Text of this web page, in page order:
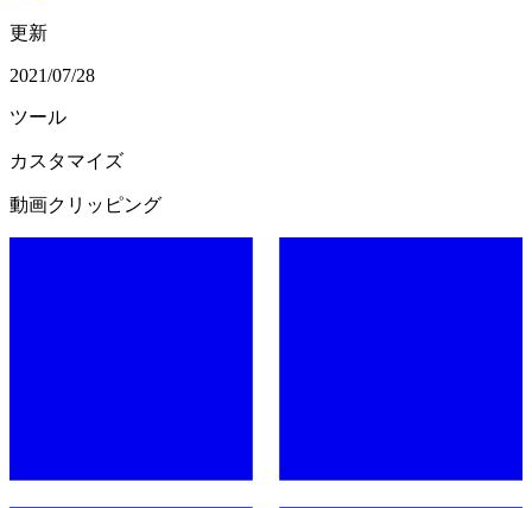
更新
2021/07/28
ツール
カスタマイズ
動画クリッピング